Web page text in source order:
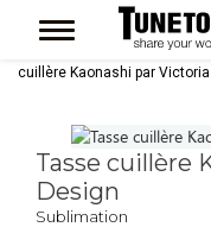
Accessoires
cuillère Kaonashi par
Tasse cuillère
Design
Sublimation